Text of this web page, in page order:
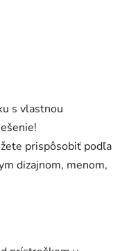
s vlastnou
prispôsobiť podľa
dizajnom, menom,